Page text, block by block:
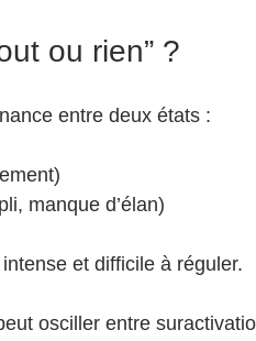
ou rien” ?
entre deux états :
manque d’élan)
et difficile à réguler.
osciller entre